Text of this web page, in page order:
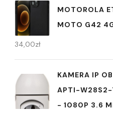
MOTOROLA
MOTO G42
34,00zł
KAMERA IP
APTI-W28S2-
- 1080P 3.6